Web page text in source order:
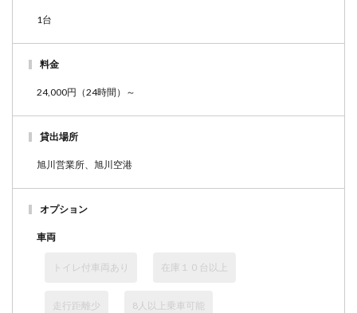
1台
料金
24,000円（24時間）～
貸出場所
旭川営業所、旭川空港
オプション
車両
トイレ付車両あり 在庫１０台以上
走行距離少 8人以上乗車可能